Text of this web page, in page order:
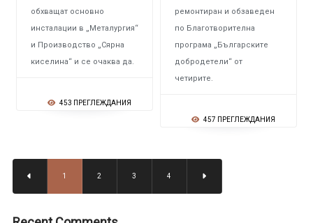
ремонтиран и обзаведен
по Благотворителна
програма „Българските
добродетели“ от
четирите.
457 ПРЕГЛЕЖДАНИЯ
обхващат основно
инсталации в „Металургия“
и Производство „Сярна
киселина“ и се очаква да.
453 ПРЕГЛЕЖДАНИЯ
1 2 3 4